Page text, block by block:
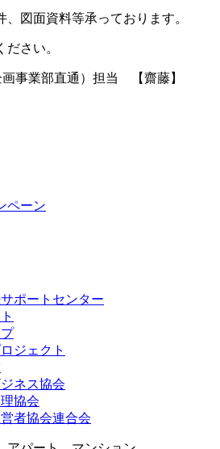
、図面資料等承っております。
さい。
事業部直通）担当 【齋藤】